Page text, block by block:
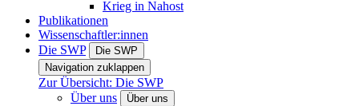
Krieg in Nahost
Publikationen
Wissenschaftler:innen
Die SWP
Die SWP
Navigation zuklappen
Zur Übersicht: Die SWP
Über uns
Über uns